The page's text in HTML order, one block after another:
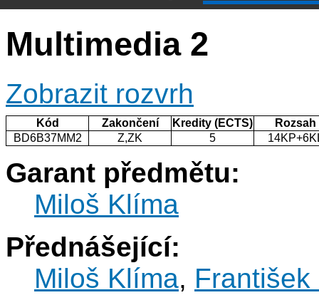
Multimedia 2
Zobrazit rozvrh
Kód Zakončení Kredity (ECTS)
Rozsah
BD6B37MM2
Z,ZK 5
Garant předmětu:
Miloš Klíma
Přednášející:
Miloš Klíma, František